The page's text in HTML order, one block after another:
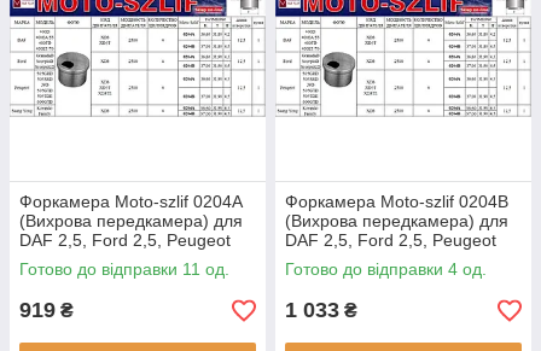
Форкамера Moto-szlif 0204A
(Вихрова передкамера) для
DAF 2,5, Ford 2,5, Peugeot
2,5, Ssang Yong 2,5
Готово до відправки 11 од.
919 ₴
Форкамера Moto-szlif 0204B
(Вихрова передкамера) для
DAF 2,5, Ford 2,5, Peugeot
2,5, Ssang Yong 2,5
Готово до відправки 4 од.
1 033 ₴